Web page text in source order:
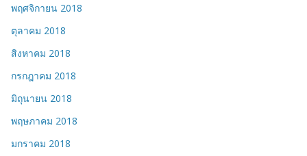
พฤศจิกายน 2018
ตุลาคม 2018
สิงหาคม 2018
กรกฎาคม 2018
มิถุนายน 2018
พฤษภาคม 2018
มกราคม 2018